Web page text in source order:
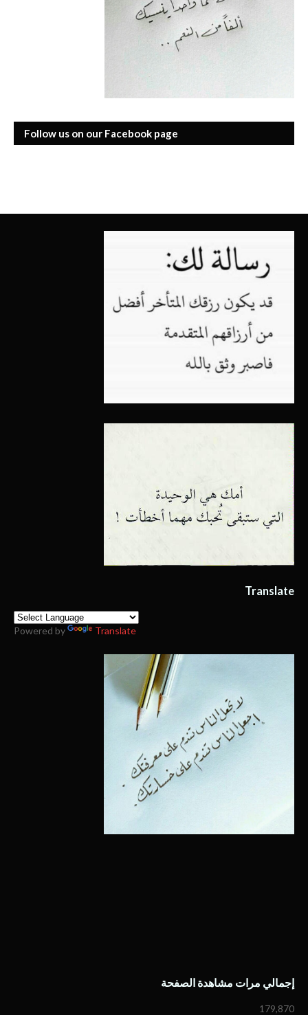
Follow us on our Facebook page
Translate
Powered by Translate
إجمالي مرات مشاهدة الصفحة
179,870